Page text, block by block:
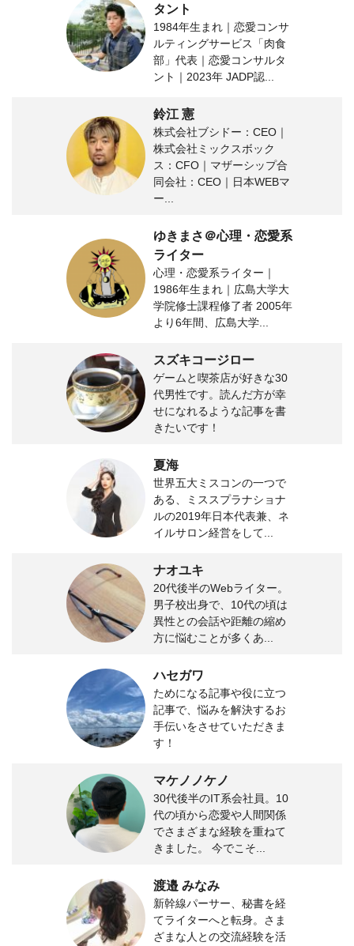
タント
1984年生まれ｜恋愛コンサ
ルティングサービス「肉食
部」代表｜恋愛コンサルタ
ント｜2023年 JADP認...
鈴江 憲
株式会社ブシドー：CEO｜
株式会社ミックスボック
ス：CFO｜マザーシップ合
同会社：CEO｜日本WEBマ
ー...
ゆきまさ＠心理・恋愛系
ライター
心理・恋愛系ライター｜
1986年生まれ｜広島大学大
学院修士課程修了者 2005年
より6年間、広島大学...
スズキコージロー
ゲームと喫茶店が好きな30
代男性です。読んだ方が幸
せになれるような記事を書
きたいです！
夏海
世界五大ミスコンの一つで
ある、ミススプラナショナ
ルの2019年日本代表兼、ネ
イルサロン経営をして...
ナオユキ
20代後半のWebライター。
男子校出身で、10代の頃は
異性との会話や距離の縮め
方に悩むことが多くあ...
ハセガワ
ためになる記事や役に立つ
記事で、悩みを解決するお
手伝いをさせていただきま
す！
マケノノケノ
30代後半のIT系会社員。10
代の頃から恋愛や人間関係
でさまざまな経験を重ねて
きました。 今でこそ...
渡邉 みなみ
新幹線パーサー、秘書を経
てライターへと転身。さま
ざまな人との交流経験を活